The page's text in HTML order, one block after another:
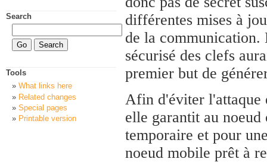
différentes mises à
de la communication.
sécurisé des clefs
premier but de
Afin d'éviter l'attaque
elle garantit au noeud
temporaire et pour
noeud mobile prêt à
Search
Tools
What links here
Related changes
Special pages
Printable version